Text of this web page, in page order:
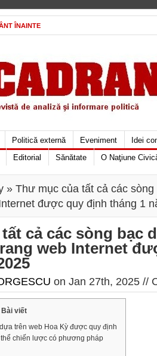
ÎNAINTE
Politică externă Eveniment
Idei
Editorial Sănătate O Naţiune
» Thư mục của tất cả các
được quy định tháng 1
cả các sòng bạc
web Internet
on Jan 27th, 2025 //
Bài viết
trên web Hoa Kỳ được quy định
chiến lược có phương pháp